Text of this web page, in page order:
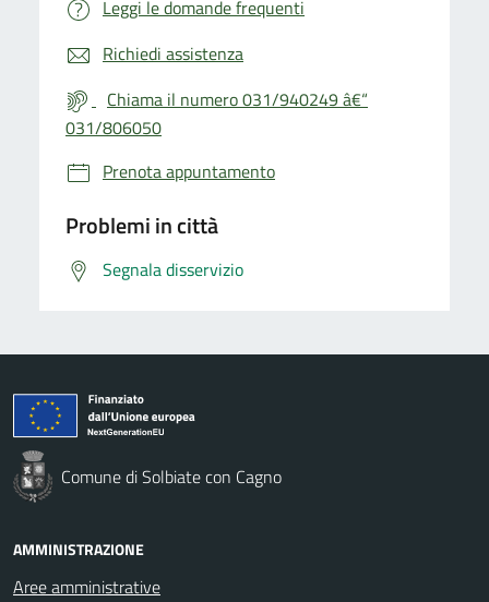
Leggi le domande frequenti
Richiedi assistenza
Chiama il numero 031/940249 â€“
031/806050
Prenota appuntamento
Problemi in città
Segnala disservizio
Comune di Solbiate con Cagno
AMMINISTRAZIONE
Aree amministrative